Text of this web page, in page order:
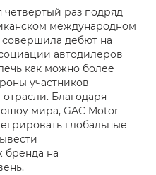
четвертый раз подряд
международном
совершила дебют на
автодилеров
как можно более
участников
Благодаря
мира, GAC Motor
глобальные
на